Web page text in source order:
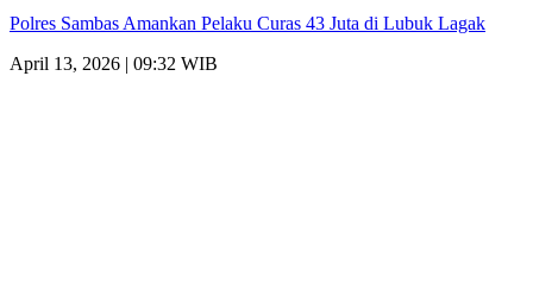
Polres Sambas Amankan Pelaku Curas 43 Juta di Lubuk Lagak
April 13, 2026 | 09:32 WIB